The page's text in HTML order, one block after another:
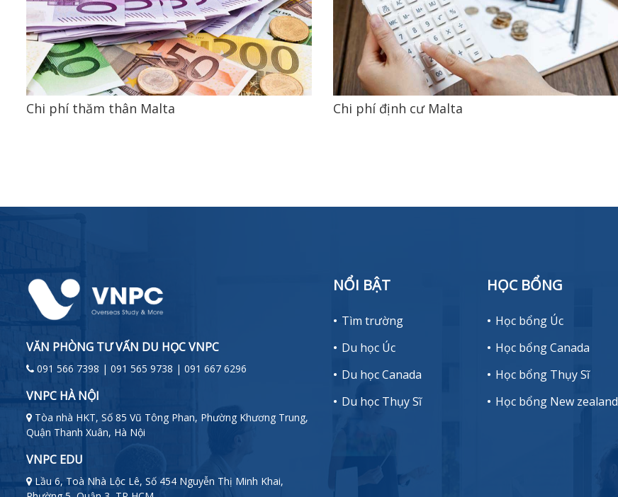
Chi phí thăm thân Malta Chi phí định cư Malta
VĂN PHÒNG TƯ VẤN DU HỌC VNPC
091 566 7398 | 091 565 9738 | 091 667 6296
VNPC HÀ NỘI
Tòa nhà HKT, Số 85 Vũ Tông Phan, Phường Khương Trung,
Quận Thanh Xuân, Hà Nội
VNPC EDU
Lầu 6, Toà Nhà Lộc Lê, Số 454 Nguyễn Thị Minh Khai,
NỔI BẬT
Tìm trường
Du học Úc
Du học Canada
Du học Thụy Sĩ
HỌC BỔNG
Học bổng Úc
Học bổng Canada
Học bổng Thụy Sĩ
Học bổng New zealand